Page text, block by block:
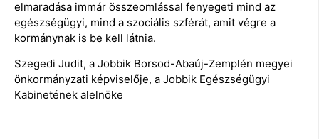
elmaradása immár összeomlással fenyegeti mind az
egészségügyi, mind a szociális szférát, amit végre a
kormánynak is be kell látnia.
Szegedi Judit, a Jobbik Borsod-Abaúj-Zemplén megyei
önkormányzati képviselője, a Jobbik Egészségügyi
Kabinetének alelnöke